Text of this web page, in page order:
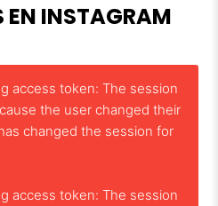
EN INSTAGRAM
access token: The session
the user changed their
changed the session for
access token: The session